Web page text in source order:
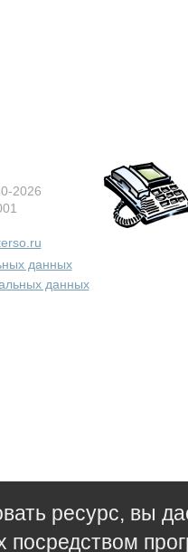
2026
данных
данных
ресурс, вы
посредством